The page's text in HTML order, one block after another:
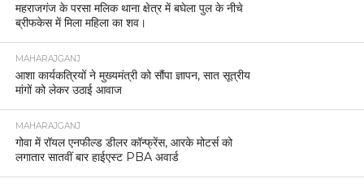
महराजगंज के परसा मलिक थाना क्षेत्र में बघेला पुल के नीचे
ब्रीफकेस में मिला महिला का शव।
MAHARAJGANJ
आशा कार्यकत्रियों ने मुख्यमंत्री को सौंपा ज्ञापन, सात सूत्रीय
मांगों को लेकर उठाई आवाज
MAHARAJGANJ
गोवा में रॉयल एनफील्ड डीलर कॉन्फ्रेंस, आरके मोटर्स को
लगातार सातवीं बार हाईएस्ट PBA अवार्ड